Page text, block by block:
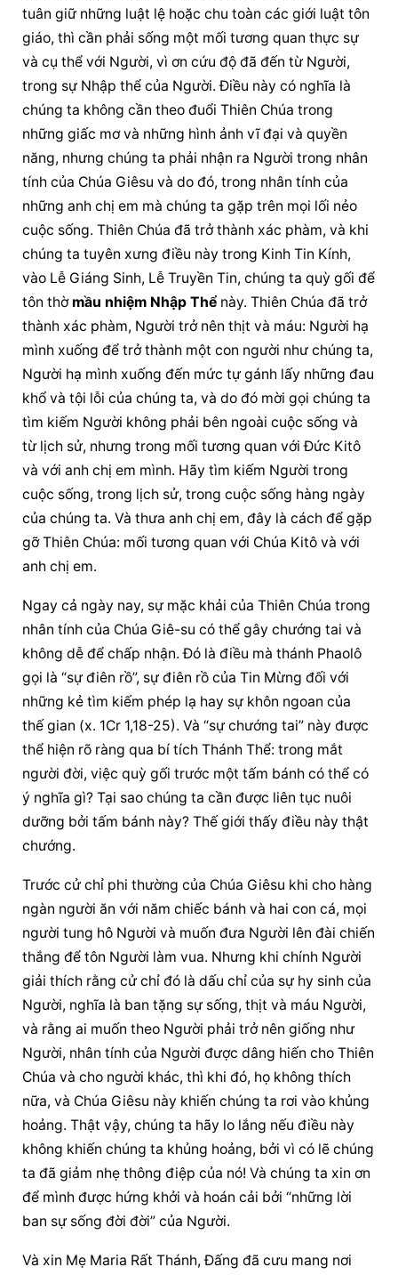
tuân giữ những luật lệ hoặc chu toàn các giới luật tôn
giáo, thì cần phải sống một mối tương quan thực sự
và cụ thể với Người, vì ơn cứu độ đã đến từ Người,
trong sự Nhập thể của Người. Điều này có nghĩa là
chúng ta không cần theo đuổi Thiên Chúa trong
những giấc mơ và những hình ảnh vĩ đại và quyền
năng, nhưng chúng ta phải nhận ra Người trong nhân
tính của Chúa Giêsu và do đó, trong nhân tính của
những anh chị em mà chúng ta gặp trên mọi lối nẻo
cuộc sống. Thiên Chúa đã trở thành xác phàm, và khi
chúng ta tuyên xưng điều này trong Kinh Tin Kính,
vào Lễ Giáng Sinh, Lễ Truyền Tin, chúng ta quỳ gối để
tôn thờ mầu nhiệm Nhập Thể này. Thiên Chúa đã trở
thành xác phàm, Người trở nên thịt và máu: Người hạ
mình xuống để trở thành một con người như chúng ta,
Người hạ mình xuống đến mức tự gánh lấy những đau
khổ và tội lỗi của chúng ta, và do đó mời gọi chúng ta
tìm kiếm Người không phải bên ngoài cuộc sống và
từ lịch sử, nhưng trong mối tương quan với Đức Kitô
và với anh chị em mình. Hãy tìm kiếm Người trong
cuộc sống, trong lịch sử, trong cuộc sống hàng ngày
của chúng ta. Và thưa anh chị em, đây là cách để gặp
gỡ Thiên Chúa: mối tương quan với Chúa Kitô và với
anh chị em.
Ngay cả ngày nay, sự mặc khải của Thiên Chúa trong
nhân tính của Chúa Giê-su có thể gây chướng tai và
không dễ để chấp nhận. Đó là điều mà thánh Phaolô
gọi là “sự điên rồ”, sự điên rồ của Tin Mừng đối với
những kẻ tìm kiếm phép lạ hay sự khôn ngoan của
thế gian (x. 1Cr 1,18-25). Và “sự chướng tai” này được
thể hiện rõ ràng qua bí tích Thánh Thể: trong mắt
người đời, việc quỳ gối trước một tấm bánh có thể có
ý nghĩa gì? Tại sao chúng ta cần được liên tục nuôi
dưỡng bởi tấm bánh này? Thế giới thấy điều này thật
chướng.
Trước cử chỉ phi thường của Chúa Giêsu khi cho hàng
ngàn người ăn với năm chiếc bánh và hai con cá, mọi
người tung hô Người và muốn đưa Người lên đài chiến
thắng để tôn Người làm vua. Nhưng khi chính Người
giải thích rằng cử chỉ đó là dấu chỉ của sự hy sinh của
Người, nghĩa là ban tặng sự sống, thịt và máu Người,
và rằng ai muốn theo Người phải trở nên giống như
Người, nhân tính của Người được dâng hiến cho Thiên
Chúa và cho người khác, thì khi đó, họ không thích
nữa, và Chúa Giêsu này khiến chúng ta rơi vào khủng
hoảng. Thật vậy, chúng ta hãy lo lắng nếu điều này
không khiến chúng ta khủng hoảng, bởi vì có lẽ chúng
ta đã giảm nhẹ thông điệp của nó! Và chúng ta xin ơn
để mình được hứng khởi và hoán cải bởi “những lời
ban sự sống đời đời” của Người.
Và xin Mẹ Maria Rất Thánh, Đấng đã cưu mang nơi